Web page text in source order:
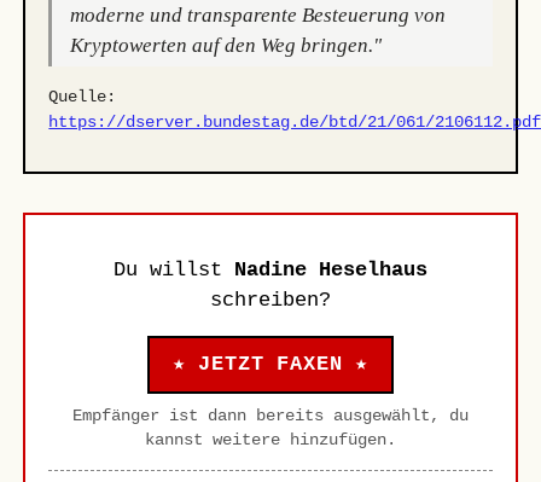
moderne und transparente Besteuerung von
Kryptowerten auf den Weg bringen."
Quelle:
https://dserver.bundestag.de/btd/21/061/2106112.pdf
Du willst Nadine Heselhaus
schreiben?
★ JETZT FAXEN ★
Empfänger ist dann bereits ausgewählt, du
kannst weitere hinzufügen.